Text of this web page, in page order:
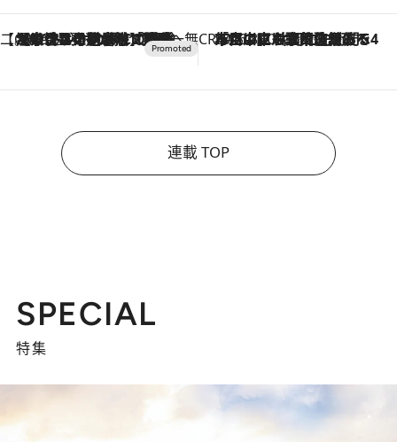
【CREA×星野リゾート】唯一無二。癒しと発見が待つ場所へ
2026.8.7
【トンボの足水浴】ヒノキの香りに包まれて涼感マックス！約13℃の湧水かけ流しを避暑地「星野温泉 トンボの湯」で体験 CREA'S CHOICE
2026.8.7
「立川にも歌舞伎があるんだよ」 片岡仁左衛門・市川中車ら豪華座組みで4年目の立川立飛歌舞伎へ
連載 TOP
SPECIAL
特集